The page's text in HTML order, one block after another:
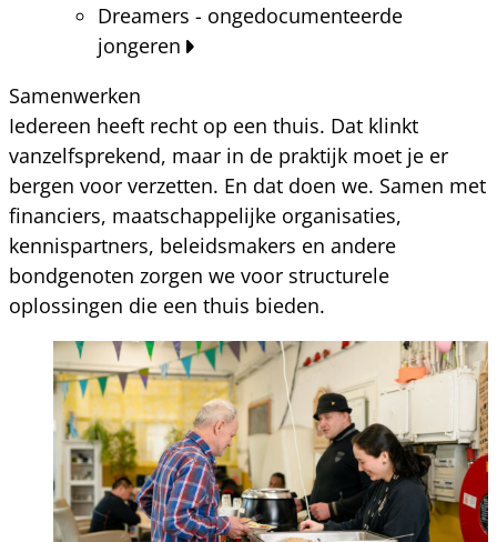
Dreamers - ongedocumenteerde
jongeren
Samenwerken
Iedereen heeft recht op een thuis. Dat klinkt
vanzelfsprekend, maar in de praktijk moet je er
bergen voor verzetten. En dat doen we. Samen met
financiers, maatschappelijke organisaties,
kennispartners, beleidsmakers en andere
bondgenoten zorgen we voor structurele
oplossingen die een thuis bieden.